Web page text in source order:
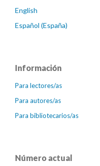
English
Español (España)
Información
Para lectores/as
Para autores/as
Para bibliotecarios/as
Número actual